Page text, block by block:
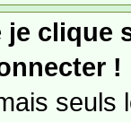
je clique
!
seuls